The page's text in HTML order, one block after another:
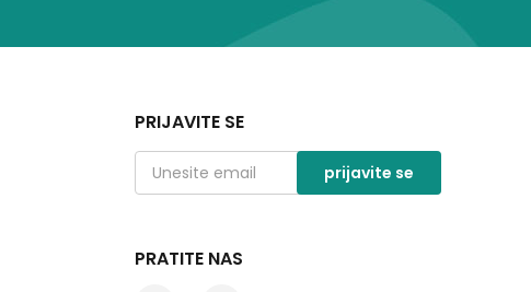
PRIJAVITE SE
prijavite se
PRATITE NAS